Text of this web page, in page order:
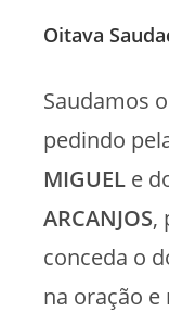
Oitava
Saudamos
pedindo
MIGUEL e
ARCANJOS,
conceda o
na oração